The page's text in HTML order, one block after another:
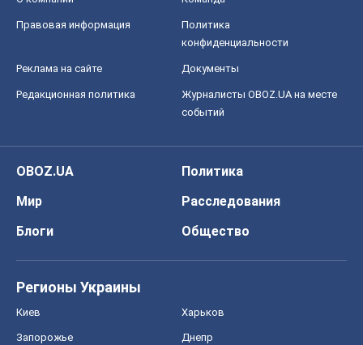
Правовая информация
Политика
конфиденциальности
Реклама на сайте Документы
Редакционная политика
Журналисты OBOZ.UA на месте
событий
OBOZ.UA
Политика
Мир
Расследования
Блоги
Общество
Регионы Украины
Киев Харьков
Запорожье Днепр